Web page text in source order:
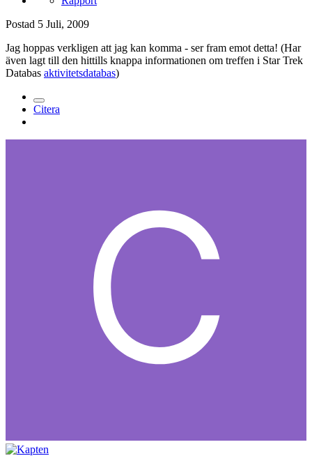
Postad 5 Juli, 2009
Jag hoppas verkligen att jag kan komma - ser fram emot detta! (Har
även lagt till den hittills knappa informationen om treffen i Star Trek
Databas aktivitetsdatabas)
Citera